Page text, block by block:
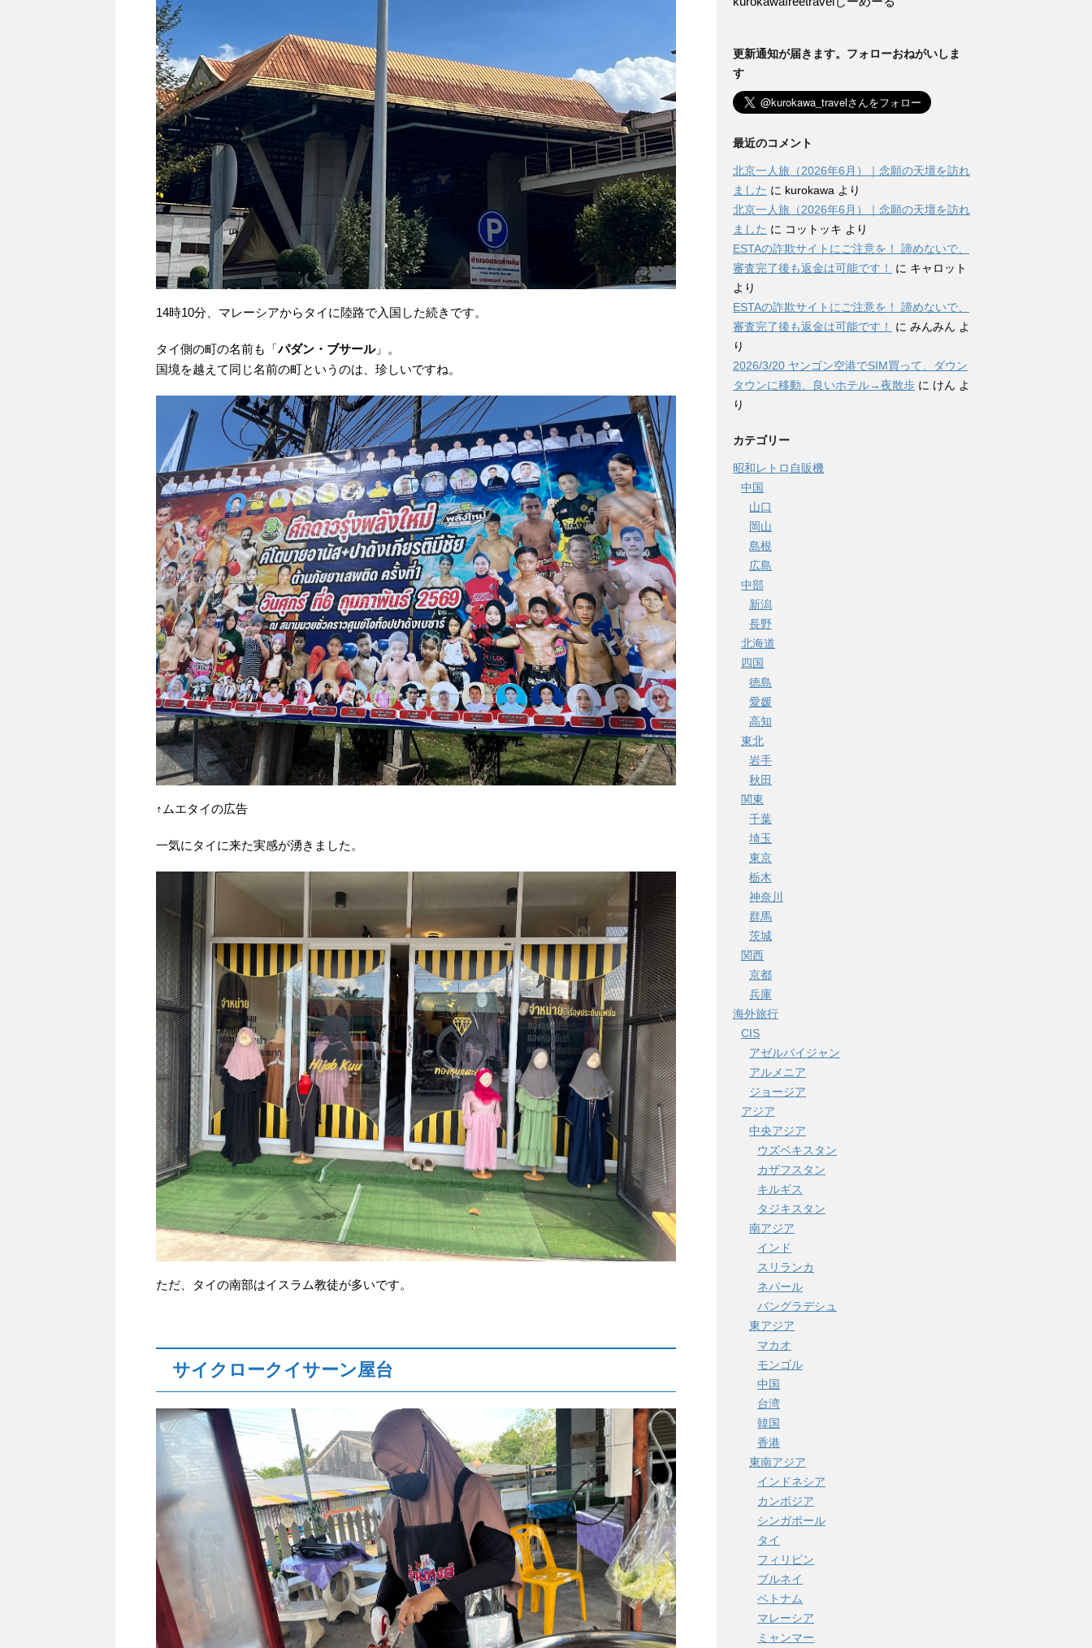
14時10分、マレーシアからタイに陸路で入国した続きです。
タイ側の町の名前も「パダン・ブサール」。
国境を越えて同じ名前の町というのは、珍しいですね。
↑ムエタイの広告
一気にタイに来た実感が湧きました。
ただ、タイの南部はイスラム教徒が多いです。
サイクロークイサーン屋台
更新通知が届きます。フォローおねがいしま
す
最近のコメント
北京一人旅（2026年6月）｜念願の天壇を訪れ
ました に kurokawa より
北京一人旅（2026年6月）｜念願の天壇を訪れ
ました に コットッキ より
ESTAの詐欺サイトにご注意を！ 諦めないで、
審査完了後も返金は可能です！
に キャロット
より
ESTAの詐欺サイトにご注意を！ 諦めないで、
審査完了後も返金は可能です！
に みんみん よ
り
2026/3/20 ヤンゴン空港でSIM買って、ダウン
タウンに移動、良いホテル→夜散歩 に けん よ
り
カテゴリー
昭和レトロ自販機
中国
山口
岡山
島根
広島
中部
新潟
長野
北海道
四国
徳島
愛媛
高知
東北
岩手
秋田
関東
千葉
埼玉
東京
栃木
神奈川
群馬
茨城
関西
京都
兵庫
海外旅行
CIS
アゼルバイジャン
アルメニア
ジョージア
アジア
中央アジア
ウズベキスタン
カザフスタン
キルギス
タジキスタン
南アジア
インド
スリランカ
ネパール
バングラデシュ
東アジア
マカオ
モンゴル
中国
台湾
韓国
香港
東南アジア
インドネシア
カンボジア
シンガポール
タイ
フィリピン
ブルネイ
ベトナム
マレーシア
ミャンマー